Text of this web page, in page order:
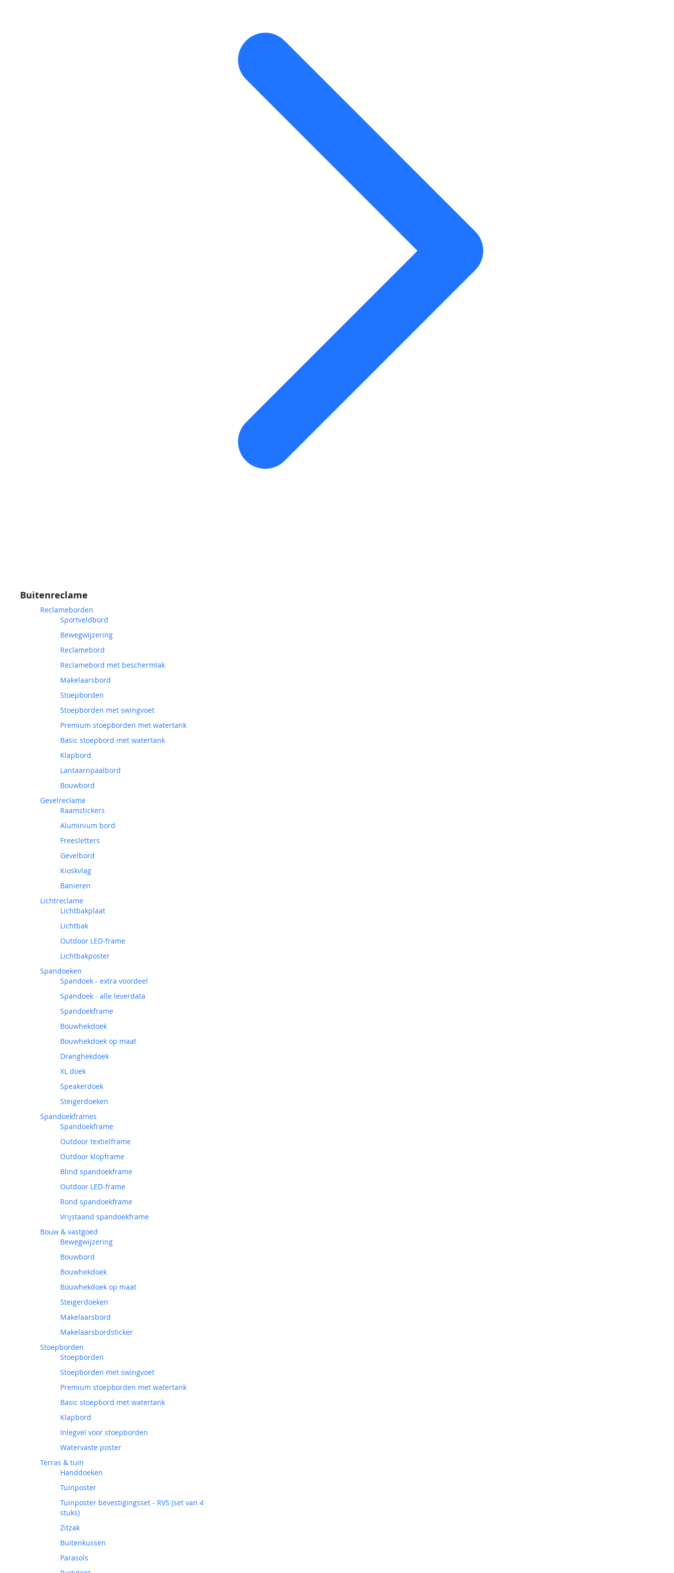
Buitenreclame
Reclameborden
Sportveldbord
Bewegwijzering
Reclamebord
Reclamebord met beschermlak
Makelaarsbord
Stoepborden
Stoepborden met swingvoet
Premium stoepborden met watertank
Basic stoepbord met watertank
Klapbord
Lantaarnpaalbord
Bouwbord
Gevelreclame
Raamstickers
Aluminium bord
Freesletters
Gevelbord
Kioskvlag
Banieren
Lichtreclame
Lichtbakplaat
Lichtbak
Outdoor LED-frame
Lichtbakposter
Spandoeken
Spandoek - extra voordeel
Spandoek - alle leverdata
Spandoekframe
Bouwhekdoek
Bouwhekdoek op maat
Dranghekdoek
XL doek
Speakerdoek
Steigerdoeken
Spandoekframes
Spandoekframe
Outdoor textielframe
Outdoor klopframe
Blind spandoekframe
Outdoor LED-frame
Rond spandoekframe
Vrijstaand spandoekframe
Bouw & vastgoed
Bewegwijzering
Bouwbord
Bouwhekdoek
Bouwhekdoek op maat
Steigerdoeken
Makelaarsbord
Makelaarsbordsticker
Stoepborden
Stoepborden
Stoepborden met swingvoet
Premium stoepborden met watertank
Basic stoepbord met watertank
Klapbord
Inlegvel voor stoepborden
Watervaste poster
Terras & tuin
Handdoeken
Tuinposter
Tuinposter bevestigingsset - RVS (set van 4
stuks)
Zitzak
Buitenkussen
Parasols